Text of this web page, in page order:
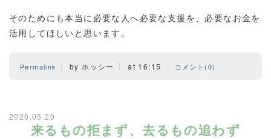
そのためにも本当に必要な人へ必要な支援を、必要なお金を
活用してほしいと思います。
Permalink by ホッシー at 16:15 コメント(0)
2020.05.20
来るもの拒まず、去るもの追わず